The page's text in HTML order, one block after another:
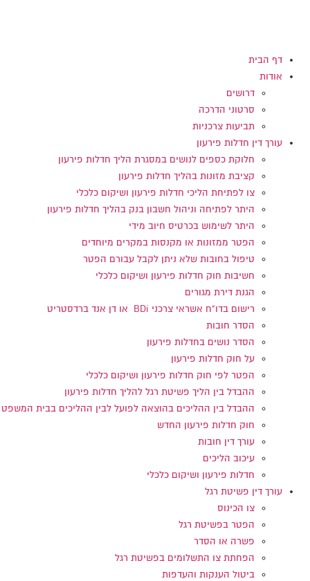
דף הבית
אודות
דרושים
סרטוני הדרכה
תביעות צרכניות
עורך דין חדלות פירעון
חלוקת כספים לנושים במסגרת הליך חדלות פירעון
קציבת מזונות בהליך חדלות פירעון
צו לפתיחת הליכי חדלות פירעון ושיקום כלכלי
היתר לפתיחה וניהול חשבון בנק בהליך חדלות פירעון
היתר לשימוש בכרטיס חיוב מידי
הפטר ממזונות או מקנסות במקרים מיוחדים
טיפול בחובות שלא ניתן לקבל עבורם הפטר
חשיבות חוק חדלות פירעון ושיקום כלכלי
הגנת דירת מגורים
רישום בדו"ח אשראי צרכני BDi או דן אנד ברדסטריט
הסדר חובות
הסדר נושים בחדלות פירעון
על חוק חדלות פירעון
הפטר לפי חוק חדלות פירעון ושיקום כלכלי
ההבדל בין הליך פשיטת רגל להליך חדלות פירעון
ההבדל בין ההליכים בהוצאה לפועל לבין ההליכים בבית המשפט
חוק חדלות פירעון החדש
עורך דין חובות
עיכוב הליכים
חדלות פירעון ושיקום כלכלי
עורך דין פשיטת רגל
צו הכינוס
הפטר בפשיטת רגל
פשרה או הסדר
הפחתת צו התשלומים בפשיטת רגל
ביטול הענקות והעדפות